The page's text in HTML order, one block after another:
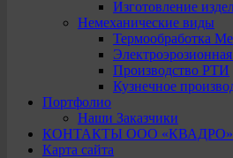
Изготовление
Немеханические виды
Термообработка
Производство РТИ
Кузнечное
Портфолио
Наши Заказчики
КОНТАКТЫ ООО «КВАДРО»
Карта сайта